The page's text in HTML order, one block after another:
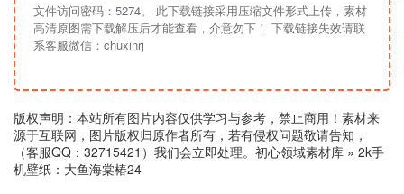
文件访问密码：5274。 此下载链接采用压缩文件形式上传，素材
高清原图需下载解压后才能查看，介意勿下！ 下载链接失效请联
系客服微信：chuxinrj
版权声明：本站所有图片内容仅供学习与参考，禁止商用！素材来
源于互联网，图片版权归原作者所有，若有侵权问题敬请告知，
（客服QQ：32715421）我们会立即处理。 初心领域素材库 » 2k手
机壁纸：大鱼海棠椿24